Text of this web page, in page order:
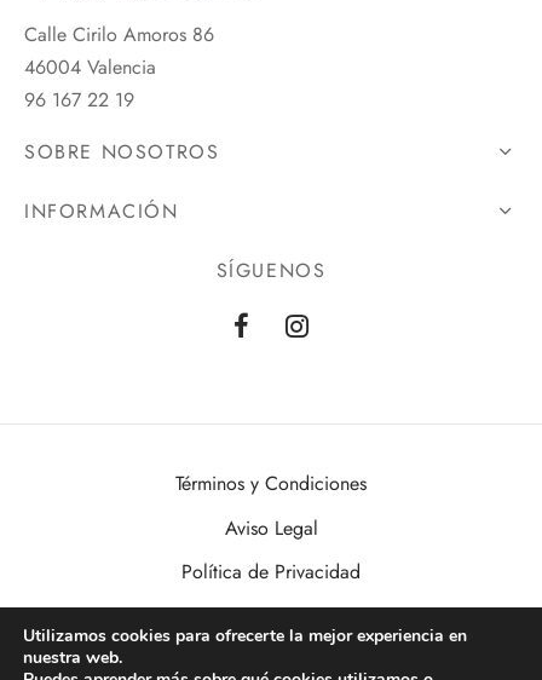
Calle Cirilo Amoros 86
46004 Valencia
96 167 22 19
SOBRE NOSOTROS
INFORMACIÓN
SÍGUENOS
Términos y Condiciones
Aviso Legal
Política de Privacidad
Política de Cookies
VisualDomo | Imagen, Sonido, Informática, Domótica y Seguridad al
Utilizamos cookies para ofrecerte la mejor experiencia en
nuestra web.